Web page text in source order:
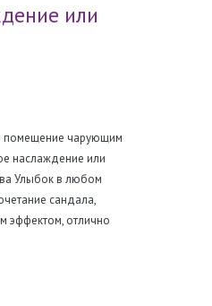
или
помещение чарующим
наслаждение или
Улыбок в любом
сандала,
эффектом, отлично